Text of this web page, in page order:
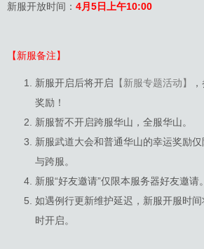
新服开放时间： 4月5日上午10:00
【新服备注】
新服开启后将开启 【新服专题活动】
奖励！
新服暂不开启跨服华山，全服华山。
新服武道大会和普通华山的幸运奖励
与跨服。
新服“好友邀请”仅限本服务器好友邀请。
如遇例行更新维护延迟，新服开服时
时开启。